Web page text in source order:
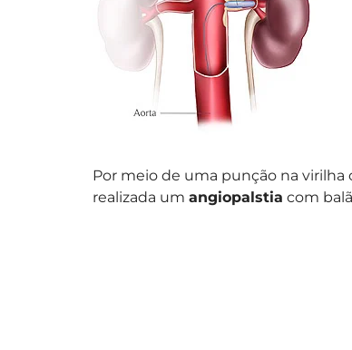
Por meio de uma punção na
realizada um angiopalstia com